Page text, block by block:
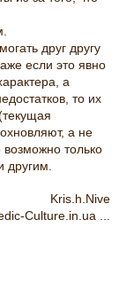
друг другу
если это явно
а
то их
а не
только
Kris.h.Nive
Culture.in.ua ...